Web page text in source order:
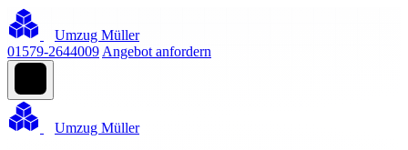
Umzug Müller
01579-2644009 Angebot anfordern
Umzug Müller